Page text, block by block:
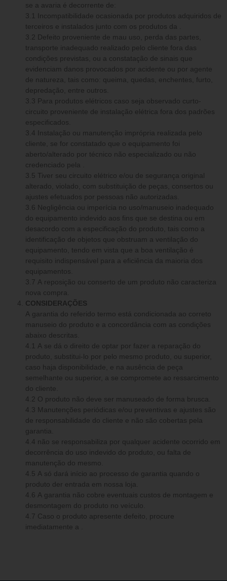
se a avaria é decorrente de:
3.1 Incompatibilidade ocasionada por produtos adquiridos de
terceiros e instalados junto com os produtos da .
3.2 Defeito proveniente de mau uso, perda das partes,
transporte inadequado realizado pelo cliente fora das
condições previstas, ou a constatação de sinais que
evidenciam danos provocados por acidente ou por agente
de natureza, tais como: queima, quedas, enchentes, furto,
depredação, entre outros.
3.3 Para produtos elétricos caso seja observado curto-
circuito proveniente de instalação elétrica fora dos padrões
especificados.
3.4 Instalação ou manutenção imprópria realizada pelo
cliente, se for constatado que o equipamento foi
aberto/alterado por técnico não especializado ou não
credenciado pela .
3.5 Tiver seu circuito elétrico e/ou de segurança original
alterado, violado, com substituição de peças, consertos ou
ajustes efetuados por pessoas não autorizadas.
3.6 Negligência ou imperícia no uso/manuseio inadequado
do equipamento indevido aos fins que se destina ou em
desacordo com a especificação do produto, tais como a
identificação de objetos que obstruam a ventilação do
equipamento, tendo em vista que a boa ventilação é
requisito indispensável para a eficiência da maioria dos
equipamentos.
3.7 A reposição ou conserto de um produto não caracteriza
nova compra.
CONSIDERAÇÕES
A garantia do referido termo está condicionada ao correto
manuseio do produto e a concordância com as condições
abaixo descritas.
4.1 A se dá o direito de optar por fazer a reparação do
produto, substitui-lo por pelo mesmo produto, ou superior,
caso haja disponibilidade, e na ausência de peça
semelhante ou superior, a se compromete ao ressarcimento
do cliente.
4.2 O produto não deve ser manuseado de forma brusca.
4.3 Manutenções periódicas e/ou preventivas e ajustes são
de responsabilidade do cliente e não são cobertas pela
garantia.
4.4 não se responsabiliza por qualquer acidente ocorrido em
decorrência do uso indevido do produto, ou falta de
manutenção do mesmo.
4.5 A só dará início ao processo de garantia quando o
produto der entrada em nossa loja.
4.6 A garantia não cobre eventuais custos de montagem e
desmontagem do produto no veículo.
4.7 Caso o produto apresente defeito, procure
imediatamente a .